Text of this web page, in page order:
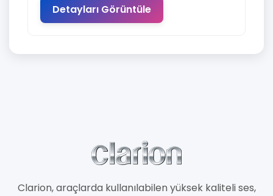
Detayları Görüntüle
Clarion, araçlarda kullanılabilen yüksek kaliteli ses,